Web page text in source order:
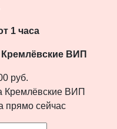
1 часа
ВИП
руб.
прямо сейчас